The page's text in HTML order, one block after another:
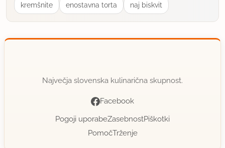
kremšnite enostavna torta naj biskvit
Največja slovenska kulinarična skupnost.
Facebook
Pogoji uporabeZasebnostPiškotki
PomočTrženje